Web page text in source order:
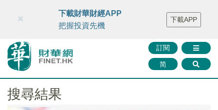
財華智庫網 FINTV FINMETA 財華證券 媒體矩陣
智庫沙龍
聯絡我們
訂閱
简
×
下載財華財經APP
把握投資先機
下載APP
搜尋結果